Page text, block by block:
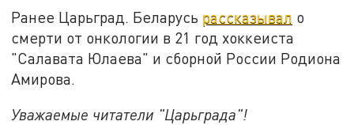
Ранее Царьград. Беларусь рассказывал о
смерти от онкологии в 21 год хоккеиста
"Салавата Юлаева" и сборной России Родиона
Амирова.
Уважаемые читатели "Царьграда"!